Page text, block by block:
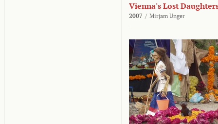
Vienna's Lost
2007 / Mirjam Unger